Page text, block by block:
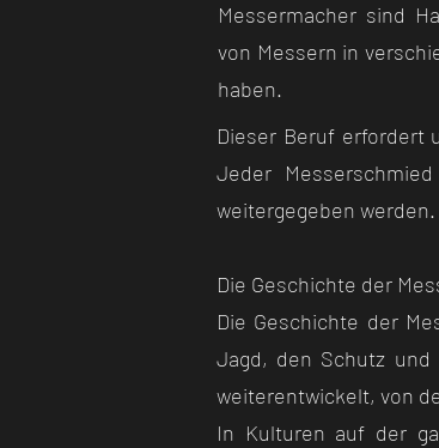
Messermacher sind
von Messern in
haben.
Dieser Beruf erfordert
Jeder
weitergegeben
Die Geschichte der
Die Geschichte der
Jagd, den Schutz
weiterentwickelt, von
In Kulturen auf der